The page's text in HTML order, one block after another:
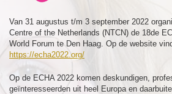
Van 31 augustus t/m 3 september 2022
Centre of the Netherlands (NTCN) de 18de
World Forum te Den Haag. Op de website
https://echa2022.org/
Op de ECHA 2022 komen deskundigen,
geïnteresseerden uit heel Europa en